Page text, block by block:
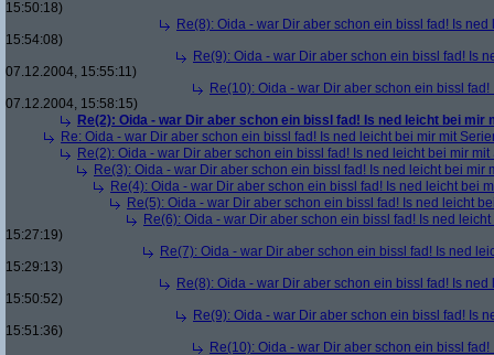
15:50:18)
Re(8): Oida - war Dir aber schon ein bissl fad! Is
15:54:08)
Re(9): Oida - war Dir aber schon ein bissl fad! Is
07.12.2004, 15:55:11)
Re(10): Oida - war Dir aber schon ein bissl
07.12.2004, 15:58:15)
Re(2): Oida - war Dir aber schon ein bissl fad! Is ned leicht bei mir
Re: Oida - war Dir aber schon ein bissl fad! Is ned leicht bei mir mit
Re(2): Oida - war Dir aber schon ein bissl fad! Is ned leicht bei mir mit
Re(3): Oida - war Dir aber schon ein bissl fad! Is ned leicht bei mir
Re(4): Oida - war Dir aber schon ein bissl fad! Is ned leicht bei
Re(5): Oida - war Dir aber schon ein bissl fad! Is ned leicht
Re(6): Oida - war Dir aber schon ein bissl fad! Is ned
15:27:19)
Re(7): Oida - war Dir aber schon ein bissl fad! Is ned
15:29:13)
Re(8): Oida - war Dir aber schon ein bissl fad! Is
15:50:52)
Re(9): Oida - war Dir aber schon ein bissl fad! Is
15:51:36)
Re(10): Oida - war Dir aber schon ein bissl